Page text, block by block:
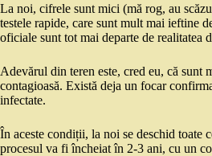
La noi, cifrele sunt mici (mă rog, au
testele rapide, care sunt mult mai ieftine
oficiale sunt tot mai departe de realitatea
Adevărul din teren este, cred eu, că sunt
contagioasă. Există deja un focar
infectate.
În aceste condiții, la noi se deschid toate
procesul va fi încheiat în 2-3 ani, cu un